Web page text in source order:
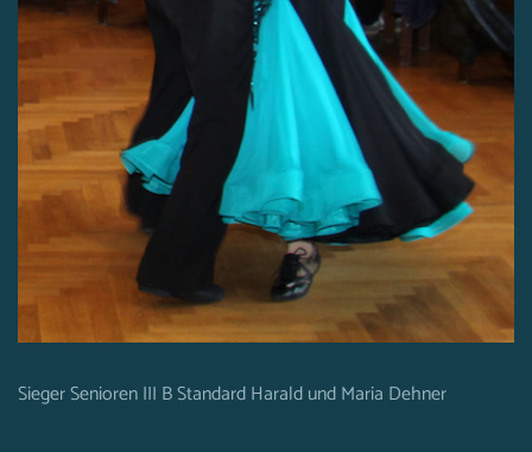
Sieger Senioren III B Standard Harald und Maria Dehner